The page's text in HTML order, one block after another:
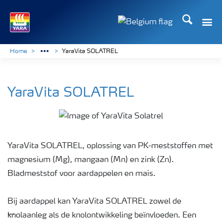
Zoek op
Home YaraVita SOLATREL
YaraVita SOLATREL
YaraVita SOLATREL, oplossing van PK-meststoffen met
magnesium (Mg), mangaan (Mn) en zink (Zn).
Bladmeststof voor aardappelen en mais.
Bij aardappel kan YaraVita SOLATREL zowel de
knolaanleg als de knolontwikkeling beïnvloeden. Een